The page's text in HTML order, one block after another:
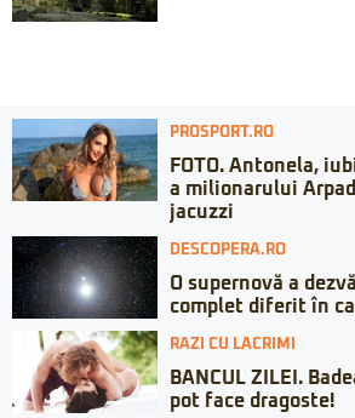
PROSPORT.RO
FOTO. Antonela,
a milionarului
jacuzzi
DESCOPERA.RO
O supernovă a
complet diferit în
RAZI CU LACRIMI
BANCUL ZILEI.
pot face dragoste!